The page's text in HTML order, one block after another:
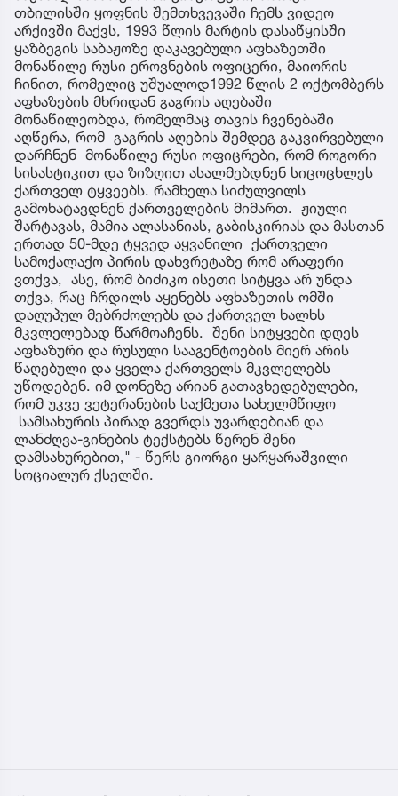
თბილისში ყოფნის შემთხვევაში ჩემს ვიდეო
არქივში მაქვს, 1993 წლის მარტის დასაწყისში
ყაზბეგის საბაჟოზე დაკავებული აფხაზეთში
მონაწილე რუსი ეროვნების ოფიცერი, მაიორის
ჩინით, რომელიც უშუალოდ1992 წლის 2 ოქტომბერს
აფხაზების მხრიდან გაგრის აღებაში
მონაწილეობდა, რომელმაც თავის ჩვენებაში
აღწერა, რომ გაგრის აღების შემდეგ გაკვირვებული
დარჩნენ მონაწილე რუსი ოფიცრები, რომ როგორი
სისასტიკით და ზიზღით ასალმებდნენ სიცოცხლეს
ქართველ ტყვეებს. რამხელა სიძულვილს
გამოხატავდნენ ქართველების მიმართ. ჟიული
შარტავას, მამია ალასანიას, გაბისკირიას და მასთან
ერთად 50-მდე ტყვედ აყვანილი ქართველი
სამოქალაქო პირის დახვრეტაზე რომ არაფერი
ვთქვა, ასე, რომ ბიძიკო ისეთი სიტყვა არ უნდა
თქვა, რაც ჩრდილს აყენებს აფხაზეთის ომში
დაღუპულ მებრძოლებს და ქართველ ხალხს
მკვლელებად წარმოაჩენს. შენი სიტყვები დღეს
აფხაზური და რუსული სააგენტოების მიერ არის
წაღებული და ყველა ქართველს მკვლელებს
უწოდებენ. იმ დონეზე არიან გათავხედებულები,
რომ უკვე ვეტერანების საქმეთა სახელმწიფო
სამსახურის პირად გვერდს უვარდებიან და
ლანძღვა-გინების ტექსტებს წერენ შენი
დამსახურებით," - წერს გიორგი ყარყარაშვილი
სოციალურ ქსელში.